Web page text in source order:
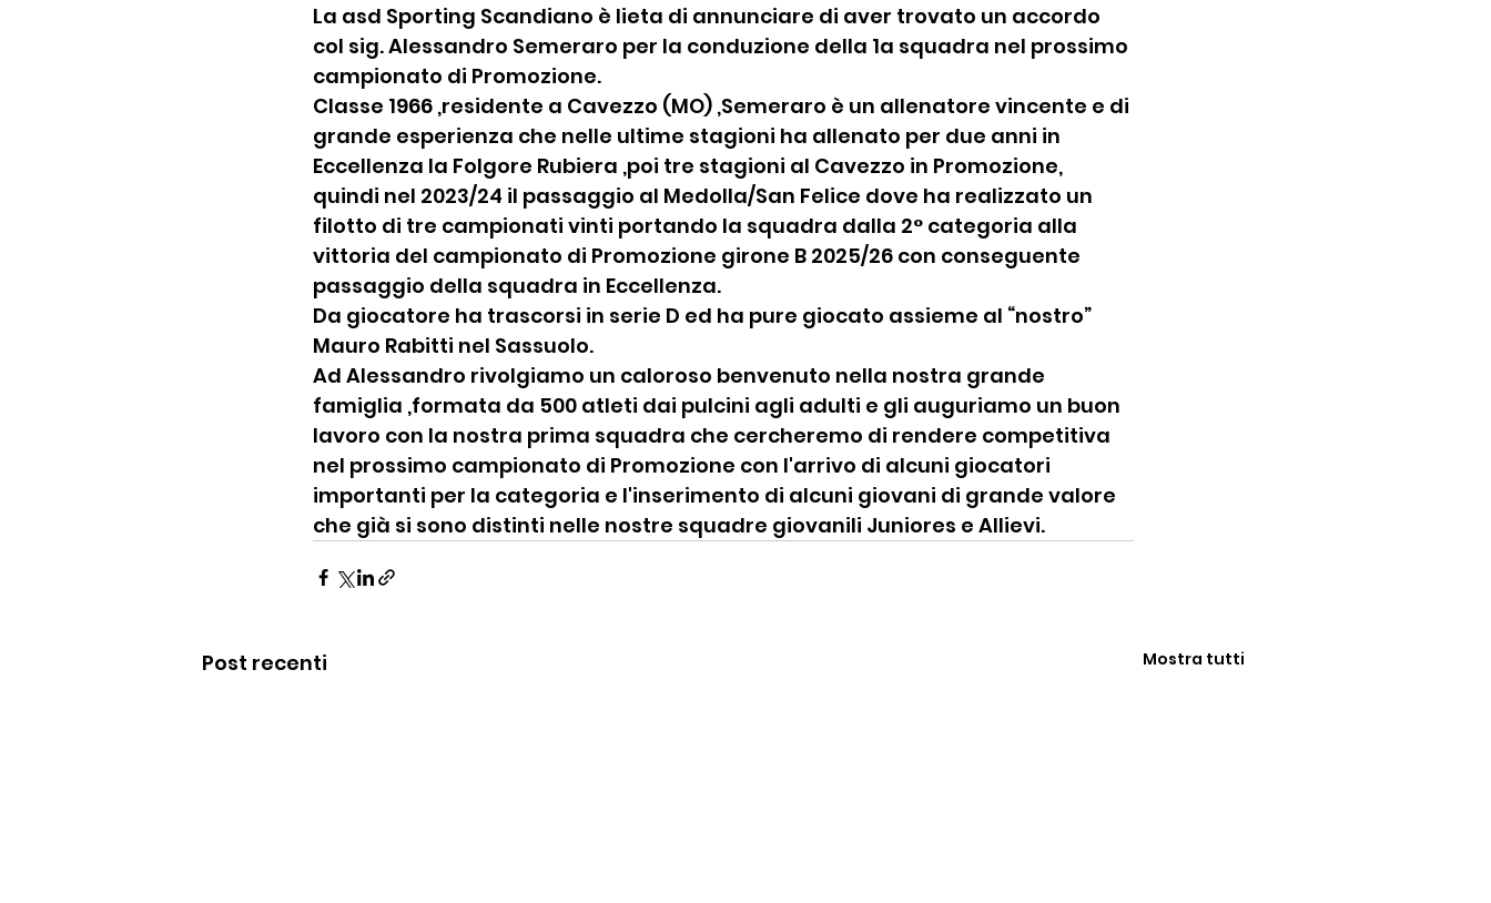
La asd Sporting Scandiano è lieta di annunciare di aver trovato un accordo
col sig. Alessandro Semeraro per la conduzione della 1a squadra nel prossimo
campionato di Promozione.
Classe 1966 ,residente a Cavezzo (MO) ,Semeraro è un allenatore vincente e di
grande esperienza che nelle ultime stagioni ha allenato per due anni in
Eccellenza la Folgore Rubiera ,poi tre stagioni al Cavezzo in Promozione,
quindi nel 2023/24 il passaggio al Medolla/San Felice dove ha realizzato un
filotto di tre campionati vinti portando la squadra dalla 2° categoria alla
vittoria del campionato di Promozione girone B 2025/26 con conseguente
passaggio della squadra in Eccellenza.
Da giocatore ha trascorsi in serie D ed ha pure giocato assieme al “nostro”
Mauro Rabitti nel Sassuolo.
Ad Alessandro rivolgiamo un caloroso benvenuto nella nostra grande
famiglia ,formata da 500 atleti dai pulcini agli adulti e gli auguriamo un buon
lavoro con la nostra prima squadra che cercheremo di rendere competitiva
nel prossimo campionato di Promozione con l'arrivo di alcuni giocatori
importanti per la categoria e l'inserimento di alcuni giovani di grande valore
che già si sono distinti nelle nostre squadre giovanili Juniores e Allievi.
Post recenti Mostra tutti